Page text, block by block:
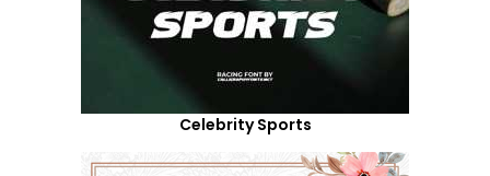
Celebrity Sports